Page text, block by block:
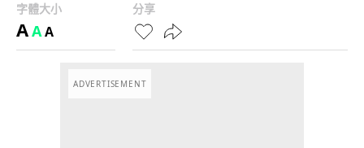
字體大小
AAA
分享
ADVERTISEMENT